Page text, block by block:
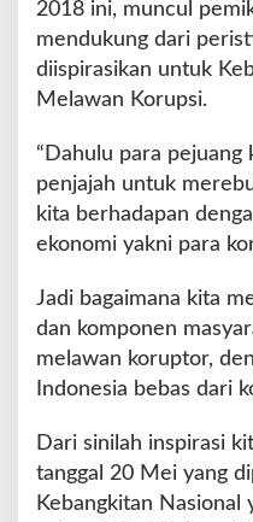
2018 ini, muncul
mendukung dari
diispirasikan untuk
Melawan Korupsi.
“Dahulu para pejuang
penjajah untuk
kita berhadapan
ekonomi yakni para
Jadi bagaimana kita
dan komponen
melawan koruptor,
Indonesia bebas dari
Dari sinilah inspirasi
tanggal 20 Mei yang
Kebangkitan Nasional